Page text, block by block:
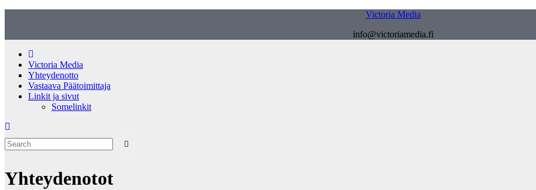
Victoria Media
info@victoriamedia.fi
Victoria Media
Yhteydenotto
Vastaava Päätoimittaja
Linkit ja sivut
Somelinkit
Yhteydenotot